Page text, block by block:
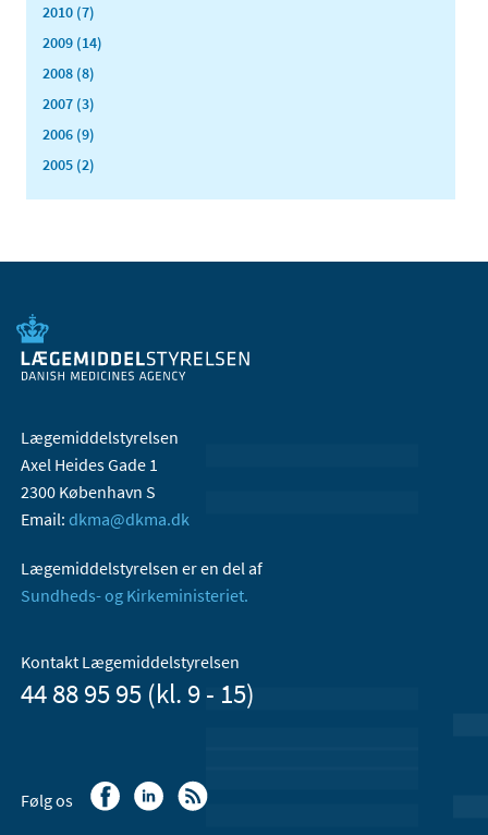
2010 (7)
2009 (14)
2008 (8)
2007 (3)
2006 (9)
2005 (2)
Lægemiddelstyrelsen
Axel Heides Gade 1
2300 København S
Email: dkma@dkma.dk
Lægemiddelstyrelsen er en del af
Sundheds- og Kirkeministeriet.
Kontakt Lægemiddelstyrelsen
44 88 95 95 (kl. 9 - 15)
Følg os